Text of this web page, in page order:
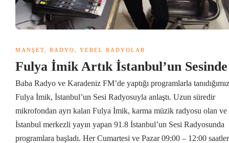
MANŞET RADYO YEREL RADYOLAR
Fulya İmik Artık İstanbul’un
Baba Radyo ve Karadeniz FM’de yaptığı programlarla tanıdığımız
Fulya İmik, İstanbul’un Sesi Radyosuyla anlaştı. Uzun süredir
mikrofondan ayrı kalan Fulya İmik, karma müzik radyosu olan ve
İstanbul merkezli yayın yapan 91.8 İstanbul’un Sesi Radyosunda
programlara başladı. Her Cumartesi ve Pazar 09:00 – 12:00